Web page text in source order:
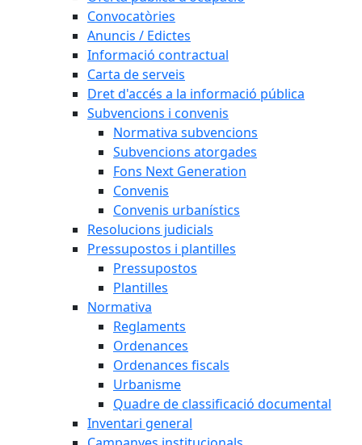
Convocatòries
Anuncis / Edictes
Informació contractual
Carta de serveis
Dret d'accés a la informació pública
Subvencions i convenis
Normativa subvencions
Subvencions atorgades
Fons Next Generation
Convenis
Convenis urbanístics
Resolucions judicials
Pressupostos i plantilles
Pressupostos
Plantilles
Normativa
Reglaments
Ordenances
Ordenances fiscals
Urbanisme
Quadre de classificació documental
Inventari general